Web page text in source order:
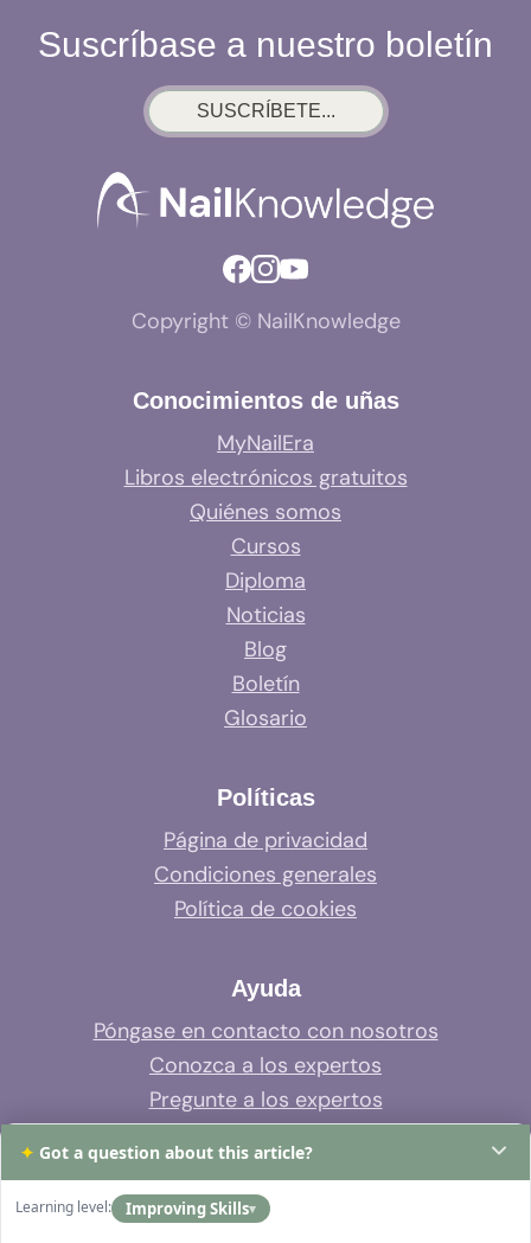
Suscríbase a nuestro boletín
SUSCRÍBETE...
Copyright © NailKnowledge
Conocimientos de uñas
MyNailEra
Libros electrónicos gratuitos
Quiénes somos
Cursos
Diploma
Noticias
Blog
Boletín
Glosario
Políticas
Página de privacidad
Condiciones generales
Política de cookies
Ayuda
Póngase en contacto con nosotros
Conozca a los expertos
Pregunte a los expertos
Soporte del sistema
Preguntas frecuentes
✦ Got a question about this article?
Learning level: Improving Skills▾